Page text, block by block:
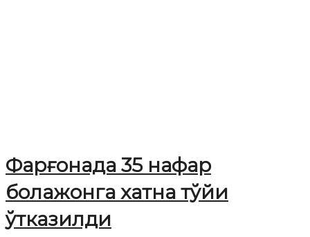
Фарғонада 35 нафар
болажонга хатна тўйи
ўтказилди